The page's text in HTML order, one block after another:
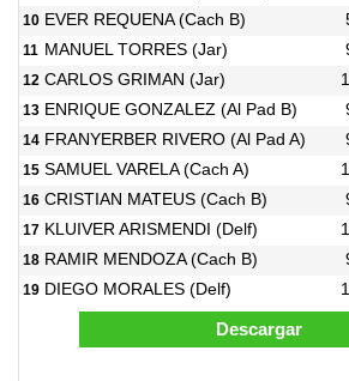
10 EVER REQUENA (Cach B)
11 MANUEL TORRES (Jar)
12 CARLOS GRIMAN (Jar)
13 ENRIQUE GONZALEZ (Al Pad B)
14 FRANYERBER RIVERO (Al Pad A)
15 SAMUEL VARELA (Cach A)
16 CRISTIAN MATEUS (Cach B)
17 KLUIVER ARISMENDI (Delf)
18 RAMIR MENDOZA (Cach B)
19 DIEGO MORALES (Delf)